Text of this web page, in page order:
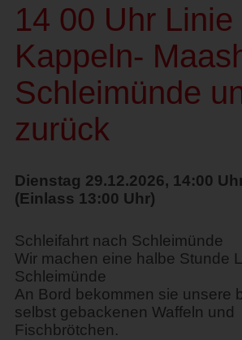
14 00 Uhr Linie
Kappeln-
Schleimünde
zurück
Dienstag 29.12.2026, 14:00
(Einlass 13:00 Uhr)
Schleifahrt nach Schleimünde
Wir machen eine halbe Stunde
Schleimünde
An Bord bekommen sie unsere
selbst gebackenen Waffeln und
Fischbrötchen.